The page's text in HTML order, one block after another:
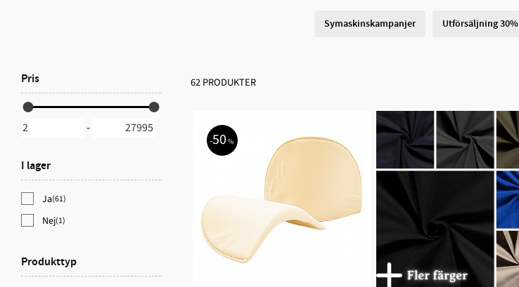
som finns just nu eller om en specifik modell är på kampanj? Ring oss på046-15 20 20
Symaskinskampanjer Utförsäljning 30%
Pris
-
I lager
Ja(61)
Nej(1)
Produkttyp
62 PRODUKTER
50 %